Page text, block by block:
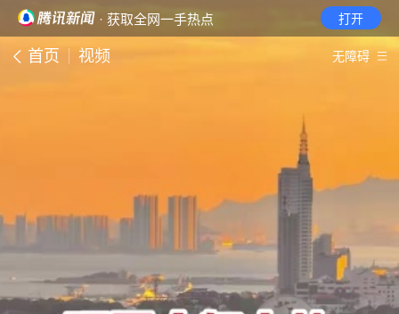
· 获取全网一手热点 打开
首页 视频 无障碍